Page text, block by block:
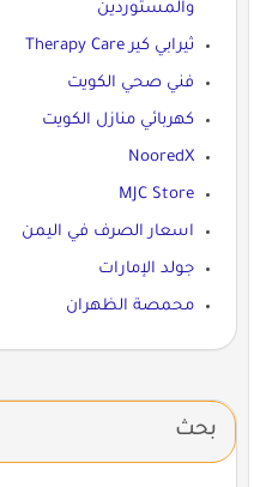
والمستوردين
ثيرابي كير Therapy Care
فني صحي الكويت
كهربائي منازل الكويت
NooredX
MJC Store
اسعار الصرف في اليمن
جولد الإمارات
محمصة الظهران
بحث